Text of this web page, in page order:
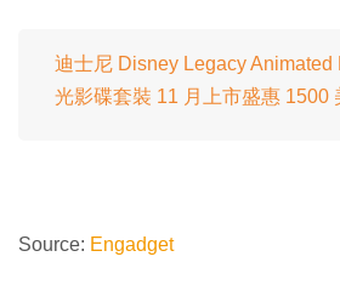
迪士尼 Disney Legacy
光影碟套裝 11 月上市盛惠 1500
Source: Engadget